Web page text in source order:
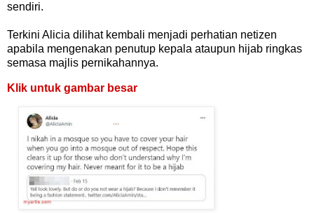
sendiri.
Terkini Alicia dilihat kembali menjadi perhatian netizen
apabila mengenakan penutup kepala ataupun hijab ringkas
semasa majlis pernikahannya.
Klik untuk gambar besar